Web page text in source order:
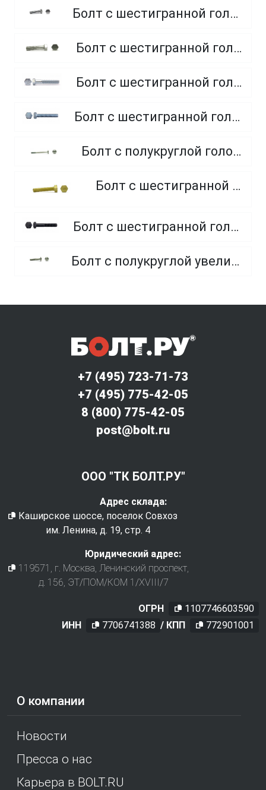
Болт с шестигранной головкой, полная резьба, из нержавеющей стали A2 и A4
Болт с шестигранной головкой, неполная резьба, класс прочности 5.8
Болт с шестигранной головкой, неполная резьба, класс прочности 8.8
Болт с шестигранной головкой, полная резьба, класс прочности 10.9 и 12.9
Болт с полукруглой головкой и квадратным подголовником
Болт с шестигранной головкой, из латуни
Болт с шестигранной головкой, неполная резьба, класс прочности 10.9 и 12.9
Болт с полукруглой увеличенной головкой и усом класса точности C (мебельный)
О компании
Новости
Пресса о нас
Карьера в BOLT.RU
+7 (495) 723-71-73
+7 (495) 775-42-05
8 (800) 775-42-05
post@bolt.ru
ООО "ТК БОЛТ.РУ"
Адрес склада:
Каширское шоссе, поселок Совхоз
им. Ленина, д. 19, стр. 4
Юридический адрес:
119571
, г. Москва Ленинский проспект,
д. 156, ЭТ/ПОМ/КОМ 1/XVIII/7
ОГРН
1107746603590
ИНН
7706741388 / КПП 772901001